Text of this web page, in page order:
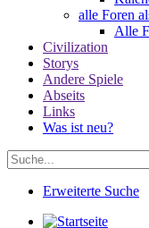
alle Foren
Alle
Civilization
Storys
Andere Spiele
Abseits
Links
Was ist neu?
Erweiterte Suche